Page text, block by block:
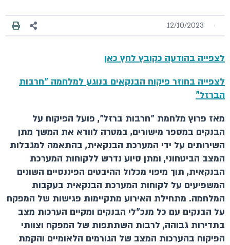
12/10/2023
לצפייה בהודעה כקובץ לחץ כאן
לצפייה בחוזר פיקוח הבנקאים בנוגע למלחמה "חרבות
הברזל"
מאז פרוץ מלחמת "חרבות ברזל", פועל הפיקוח על
הבנקים במספר מישורים, במטרה לוודא את המשך מתן
השירותים על ידי המערכת הבנקאית, בהתאמה למגבלות
המצב הביטחוני, ומתן סיוע נדרש ללקוחות המערכת
הבנקאית, תוך מיפוי מכלול ההיבטים הפיננסיים השונים
המשפיעים על לקוחות המערכת הבנקאית בעקבות
המלחמה. מתחילת האירוע מתקיימות פגישות של המפקח
על הבנקים עם כל מנכ"לי הבנקים ומקיים הערכות מצב
בתדירות גבוהה, לרבות השתתפות של המפקח וצוותי
הפיקוח בהערכות המצב של הגורמים הלאומיים והקמת